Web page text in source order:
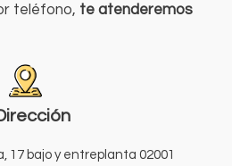
teléfono, te atenderemos
17 bajo y entreplanta 02001